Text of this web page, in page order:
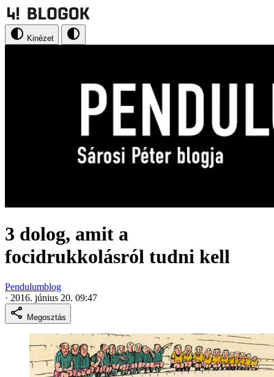
Kinézet
3 dolog, amit a
focidrukkolásról tudni kell
Pendulumblog
· 2016. június 20. 09:47
Megosztás